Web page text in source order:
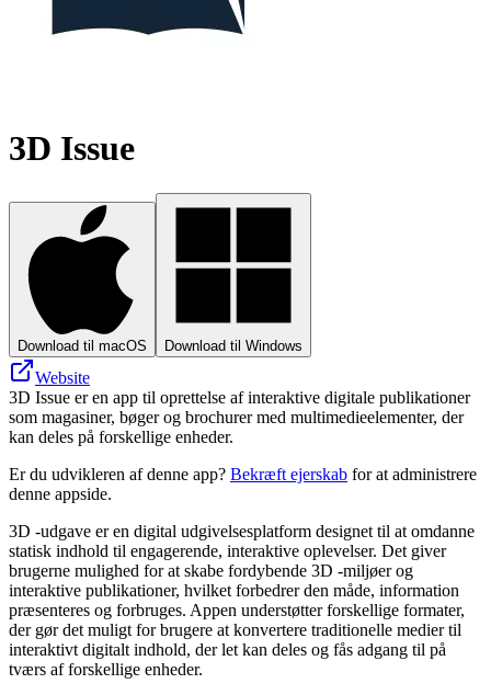
3D Issue
Download til macOS Download til Windows
Website
3D Issue er en app til oprettelse af interaktive digitale publikationer
som magasiner, bøger og brochurer med multimedieelementer, der
kan deles på forskellige enheder.
Er du udvikleren af denne app? Bekræft ejerskab for at administrere
denne appside.
3D -udgave er en digital udgivelsesplatform designet til at omdanne
statisk indhold til engagerende, interaktive oplevelser. Det giver
brugerne mulighed for at skabe fordybende 3D -miljøer og
interaktive publikationer, hvilket forbedrer den måde, information
præsenteres og forbruges. Appen understøtter forskellige formater,
der gør det muligt for brugere at konvertere traditionelle medier til
interaktivt digitalt indhold, der let kan deles og fås adgang til på
tværs af forskellige enheder.